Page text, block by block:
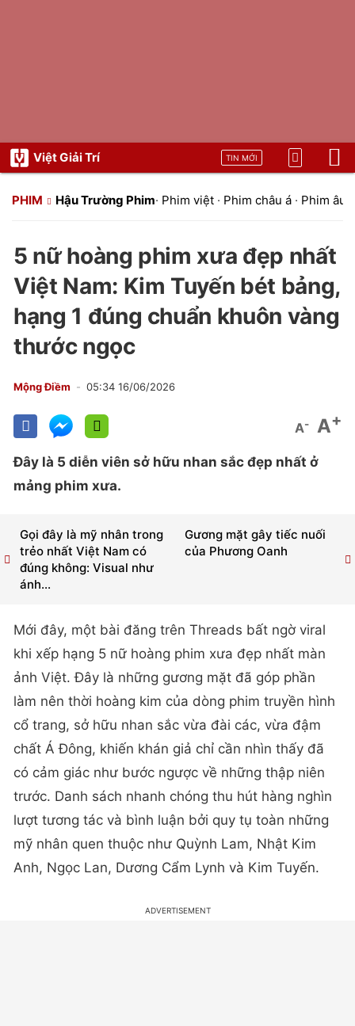
Việt Giải Trí TIN MỚI
PHIM Hậu Trường Phim· Phim việt · Phim châu á · Phim âu
5 nữ hoàng phim xưa đẹp nhất
Việt Nam: Kim Tuyến bét bảng,
hạng 1 đúng chuẩn khuôn vàng
thước ngọc
Mộng Điềm 05:34 16/06/2026
A- A+
Đây là 5 diễn viên sở hữu nhan sắc đẹp nhất ở
mảng phim xưa.
Gương mặt gây tiếc nuối
của Phương Oanh
Gọi đây là mỹ nhân trong
trẻo nhất Việt Nam có
đúng không: Visual như
ánh...
Mới đây, một bài đăng trên Threads bất ngờ viral
khi xếp hạng 5 nữ hoàng phim xưa đẹp nhất màn
ảnh Việt. Đây là những gương mặt đã góp phần
làm nên thời hoàng kim của dòng phim truyền hình
cổ trang, sở hữu nhan sắc vừa đài các, vừa đậm
chất Á Đông, khiến khán giả chỉ cần nhìn thấy đã
có cảm giác như bước ngược về những thập niên
trước. Danh sách nhanh chóng thu hút hàng nghìn
lượt tương tác và bình luận bởi quy tụ toàn những
mỹ nhân quen thuộc như Quỳnh Lam, Nhật Kim
Anh, Ngọc Lan, Dương Cẩm Lynh và Kim Tuyến.